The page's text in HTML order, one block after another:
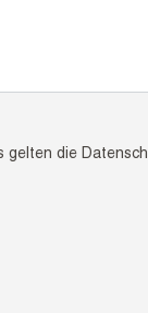
gelten die